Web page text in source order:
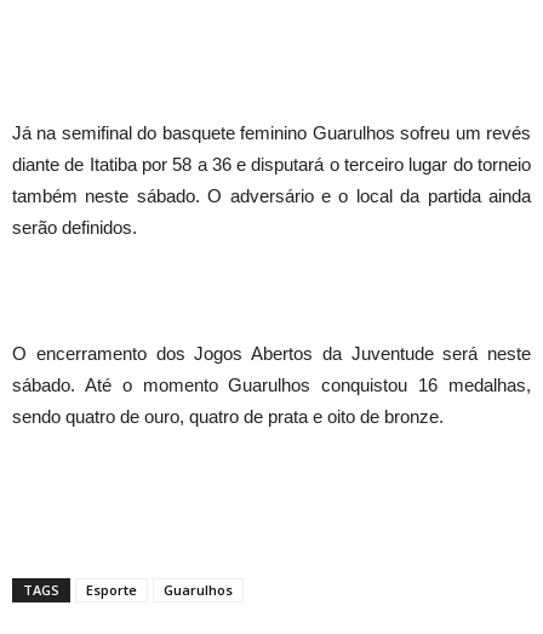
Já na semifinal do basquete feminino Guarulhos sofreu um revés
diante de Itatiba por 58 a 36 e disputará o terceiro lugar do torneio
também neste sábado. O adversário e o local da partida ainda
serão definidos.
O encerramento dos Jogos Abertos da Juventude será neste
sábado. Até o momento Guarulhos conquistou 16 medalhas,
sendo quatro de ouro, quatro de prata e oito de bronze.
TAGS Esporte Guarulhos